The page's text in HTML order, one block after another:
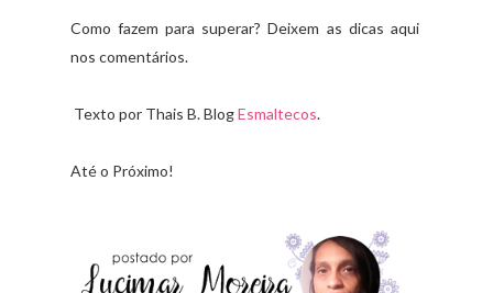
Como fazem para superar? Deixem as dicas aqui
nos comentários.
Texto por Thais B. BlogEsmaltecos.
Até o Próximo!